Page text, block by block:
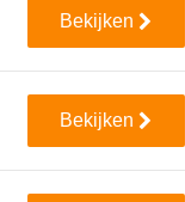
Bekijken
Bekijken